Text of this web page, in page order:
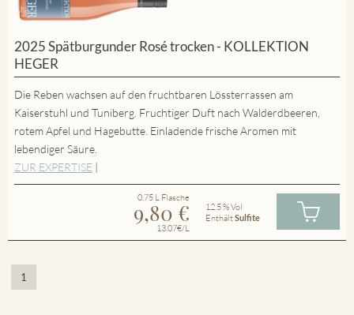
2025 Spätburgunder Rosé trocken - KOLLEKTION
HEGER
Die Reben wachsen auf den fruchtbaren Lössterrassen am
Kaiserstuhl und Tuniberg. Fruchtiger Duft nach Walderdbeeren,
rotem Apfel und Hagebutte. Einladende frische Aromen mit
lebendiger Säure.
ZUR EXPERTISE |
0.75 L Flasche
9,80 €
13.07€/L
12.5 % Vol
EnthältSulfite
1